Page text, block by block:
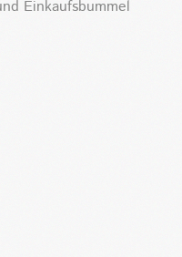
Einkaufsbummel